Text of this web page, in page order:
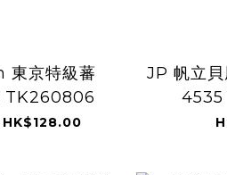
京特級蕃
TK260806
JP 帆立